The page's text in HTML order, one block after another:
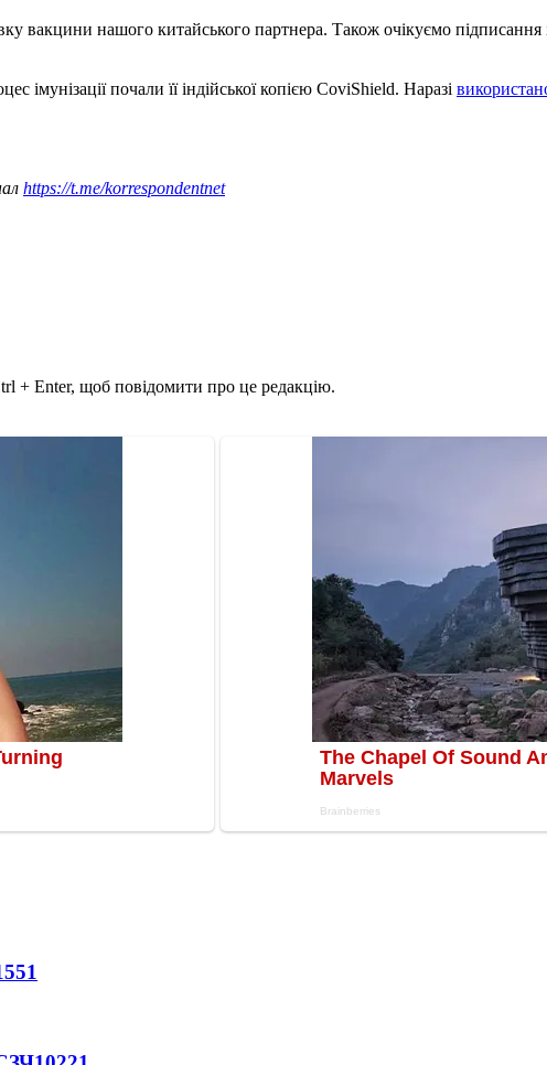
вакцини нашого китайського партнера. Також очікуємо
імунізації почали її індійської копією CoviShield. Наразі
https://t.me/korrespondentnet
+ Enter, щоб повідомити про це редакцію.